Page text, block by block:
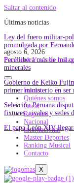
Saltar al contenido
Últimas noticias
Ley del fuero militar-
promulgada por
Perú libera más de mil
minerales
Gobierno de Keiko
primer ministerio en ser
Selección Peruana
fixtures, rivales y sedes
El papa León XIV
agosto 6, 2026
Facebook Youtube
Inicio
Quiénes somos
Local
Regional
Nacional
Internacional
Master Deportes
Ranking Musical
Contacto
X